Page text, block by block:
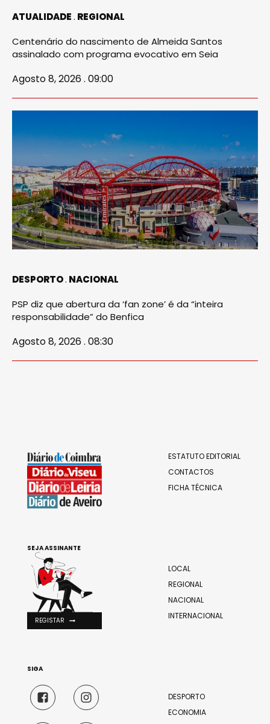
ATUALIDADE REGIONAL
Centenário do nascimento de Almeida Santos
assinalado com programa evocativo em Seia
Agosto 8, 2026 . 09:00
DESPORTO NACIONAL
PSP diz que abertura da ‘fan zone’ é da “inteira
responsabilidade” do Benfica
Agosto 8, 2026 . 08:30
ESTATUTO EDITORIAL
CONTACTOS
FICHA TÉCNICA
LOCAL
REGIONAL
NACIONAL
INTERNACIONAL
DESPORTO
ECONOMIA
SEJA ASSINANTE
REGISTAR
SIGA